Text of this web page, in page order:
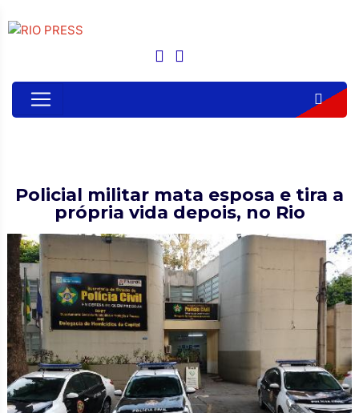
Policial militar mata esposa e tira a
própria vida depois, no Rio